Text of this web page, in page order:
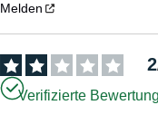
Melden
2
Verifizierte